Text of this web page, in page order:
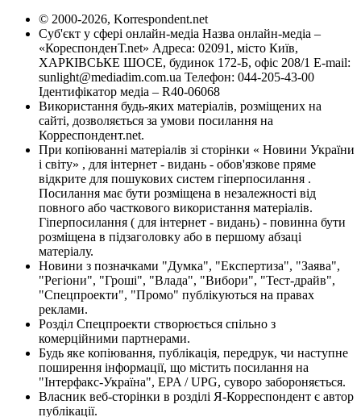
© 2000-2026, Korrespondent.net
Суб'єкт у сфері онлайн-медіа Назва онлайн-медіа –
«КореспонденТ.net» Адреса: 02091, місто Київ,
ХАРКІВСЬКЕ ШОСЕ, будинок 172-Б, офіс 208/1 E-mail:
sunlight@mediadim.com.ua Телефон: 044-205-43-00
Ідентифікатор медіа – R40-06068
Використання будь-яких матеріалів, розміщених на
сайті, дозволяється за умови посилання на
Корреспондент.net.
При копіюванні матеріалів зі сторінки « Новини України
і світу» , для інтернет - видань - обов'язкове пряме
відкрите для пошукових систем гіперпосилання .
Посилання має бути розміщена в незалежності від
повного або часткового використання матеріалів.
Гіперпосилання ( для інтернет - видань) - повинна бути
розміщена в підзаголовку або в першому абзаці
матеріалу.
Новини з позначками "Думка", "Експертиза", "Заява",
"Регіони", "Гроші", "Влада", "Вибори", "Тест-драйв",
"Спецпроекти", "Промо" публікуються на правах
реклами.
Розділ Спецпроекти створюється спільно з
комерційними партнерами.
Будь яке копіювання, публікація, передрук, чи наступне
поширення інформації, що містить посилання на
"Інтерфакс-Україна", EPA / UPG, суворо забороняється.
Власник веб-сторінки в розділі Я-Корреспондент є автор
публікації.